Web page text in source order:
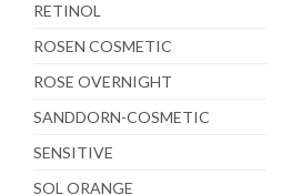
RETINOL
ROSEN COSMETIC
ROSE OVERNIGHT
SANDDORN-COSMETIC
SENSITIVE
SOL ORANGE